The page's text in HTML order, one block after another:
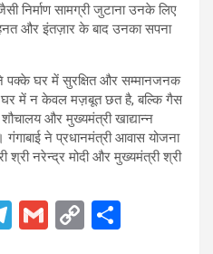
निर्माण सामग्री जुटाना उनके लिए
और इंतज़ार के बाद उनका सपना
पक्के घर में सुरक्षित और सम्मानजनक
घर में न केवल मज़बूत छत है, बल्कि गैस
और मुख्यमंत्री खाद्यान्न
गंगाबाई ने प्रधानमंत्री आवास योजना
नरेन्द्र मोदी और मुख्यमंत्री श्री
T
G
C